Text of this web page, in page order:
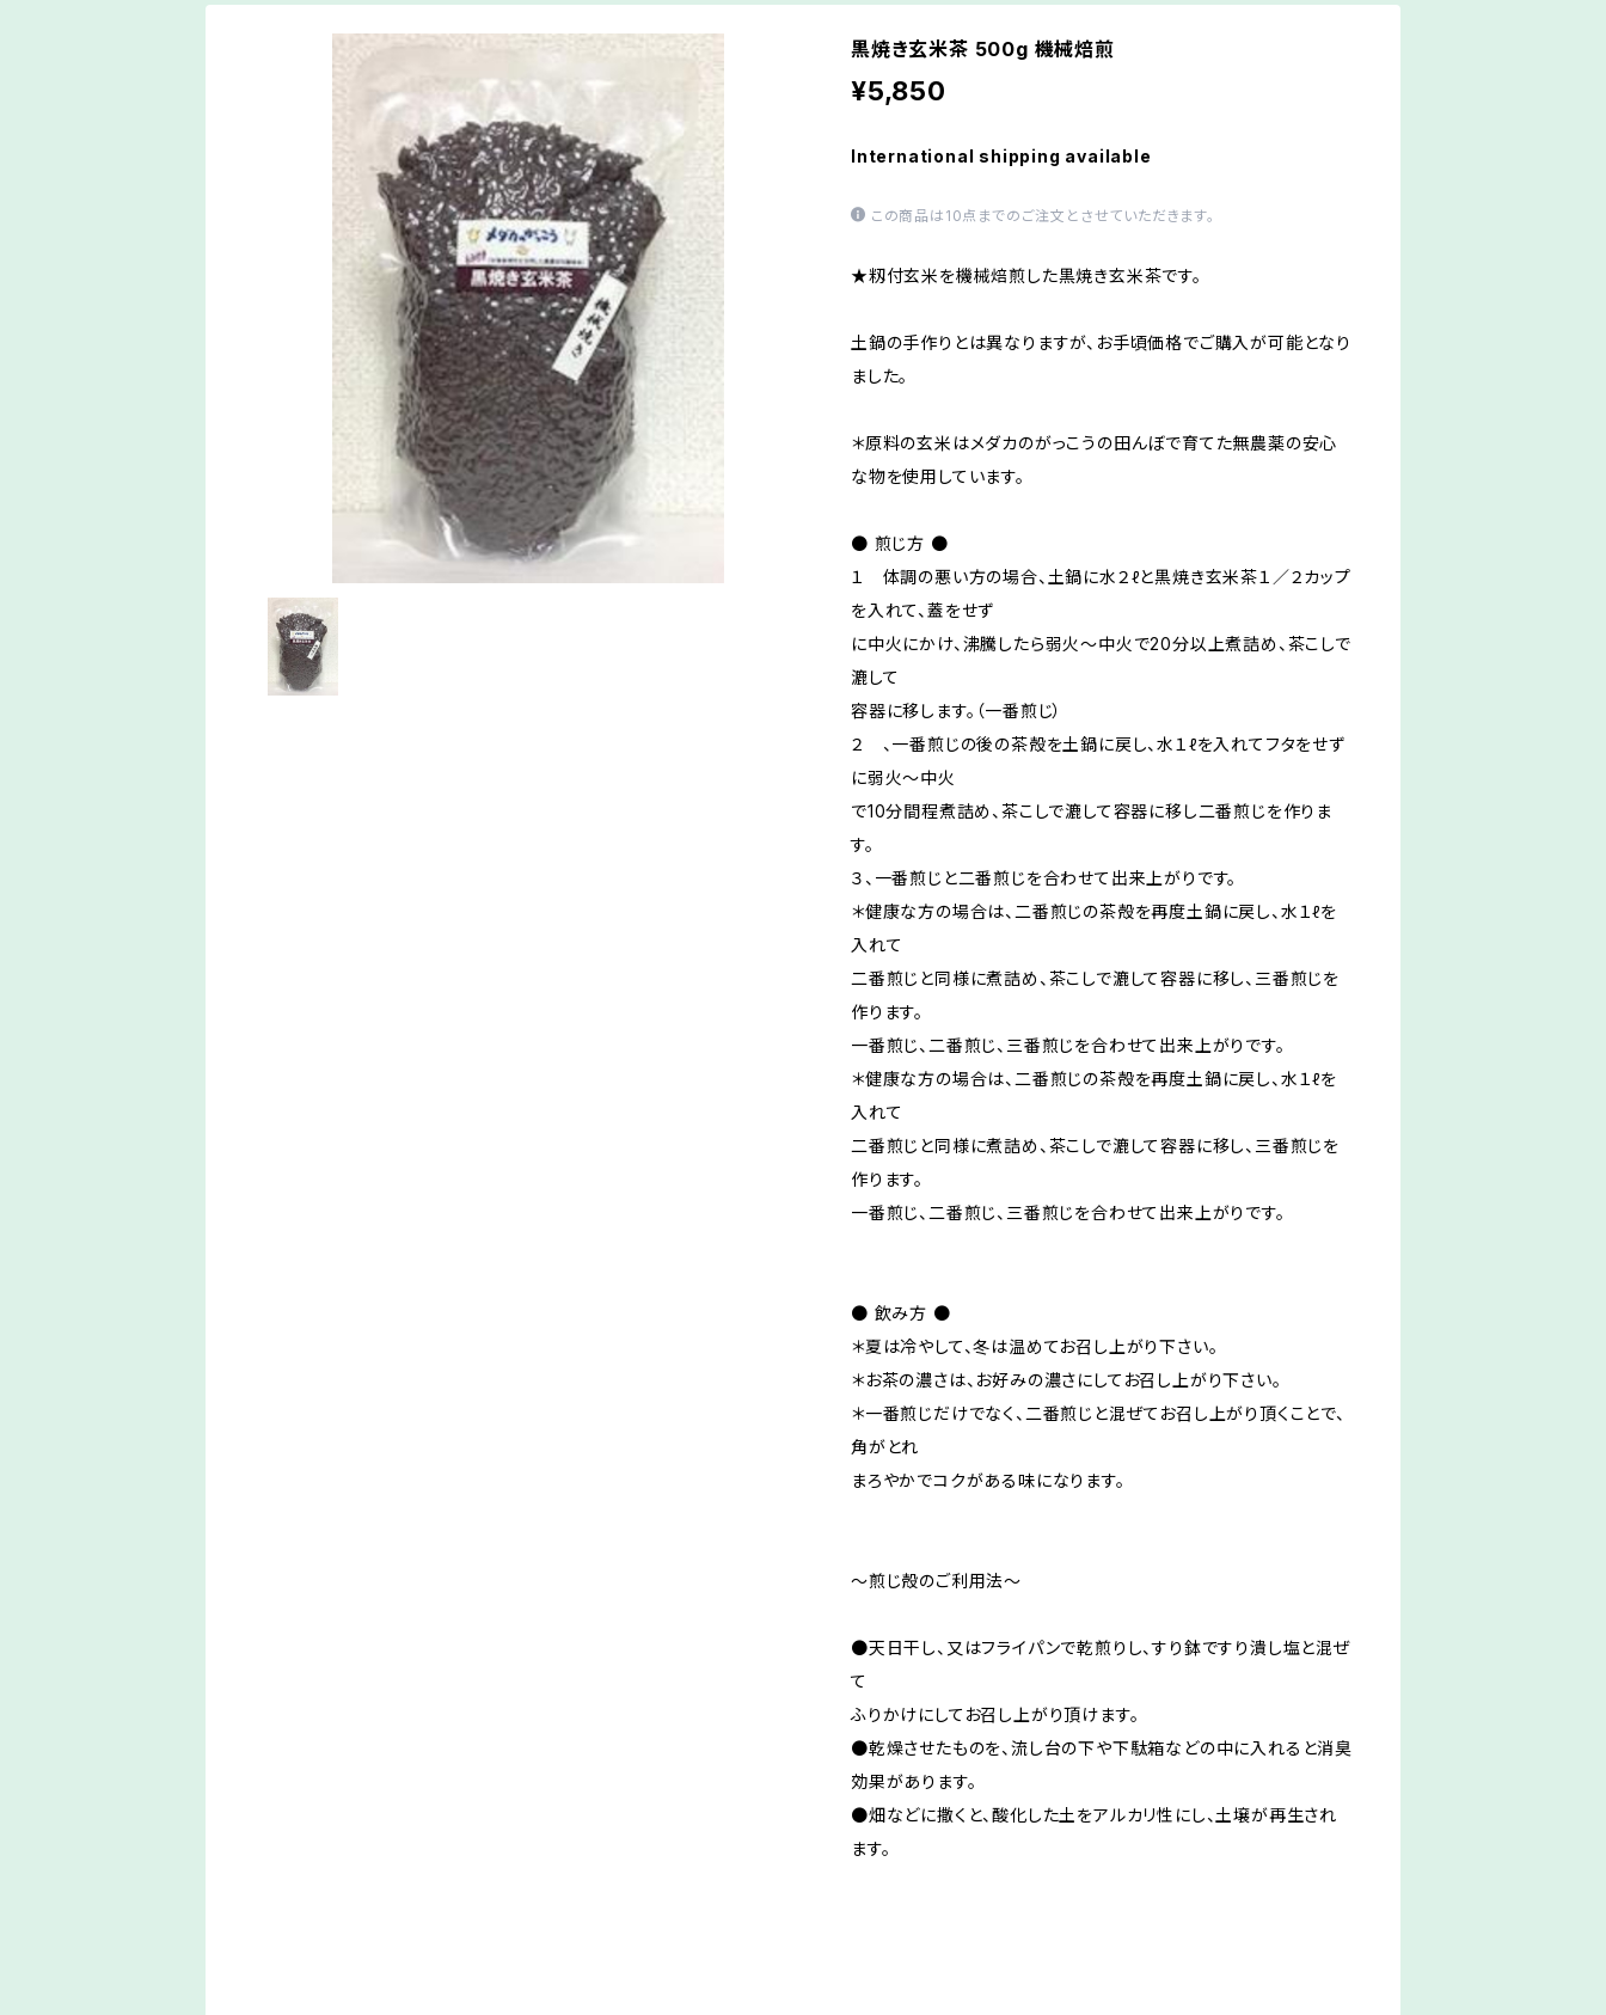
黒焼き玄米茶 500g 機械焙煎
¥5,850
International shipping available
この商品は10点までのご注文とさせていただきます。
★籾付玄米を機械焙煎した黒焼き玄米茶です。
土鍋の手作りとは異なりますが、お手頃価格でご購入が可能となり
ました。
＊原料の玄米はメダカのがっこうの田んぼで育てた無農薬の安心
な物を使用しています。
● 煎じ方 ●
１ 体調の悪い方の場合、土鍋に水２ℓと黒焼き玄米茶１／２カップ
を入れて、蓋をせず
に中火にかけ、沸騰したら弱火～中火で20分以上煮詰め、茶こしで
漉して
容器に移します。（一番煎じ）
２ 、一番煎じの後の茶殻を土鍋に戻し、水１ℓを入れてフタをせず
に弱火～中火
で10分間程煮詰め、茶こしで漉して容器に移し二番煎じを作りま
す。
３、一番煎じと二番煎じを合わせて出来上がりです。
＊健康な方の場合は、二番煎じの茶殻を再度土鍋に戻し、水１ℓを
入れて
二番煎じと同様に煮詰め、茶こしで漉して容器に移し、三番煎じを
作ります。
一番煎じ、二番煎じ、三番煎じを合わせて出来上がりです。
＊健康な方の場合は、二番煎じの茶殻を再度土鍋に戻し、水１ℓを
入れて
二番煎じと同様に煮詰め、茶こしで漉して容器に移し、三番煎じを
作ります。
一番煎じ、二番煎じ、三番煎じを合わせて出来上がりです。
● 飲み方 ●
＊夏は冷やして、冬は温めてお召し上がり下さい。
＊お茶の濃さは、お好みの濃さにしてお召し上がり下さい。
＊一番煎じだけでなく、二番煎じと混ぜてお召し上がり頂くことで、
角がとれ
まろやかでコクがある味になります。
～煎じ殻のご利用法～
●天日干し、又はフライパンで乾煎りし、すり鉢ですり潰し塩と混ぜ
て
ふりかけにしてお召し上がり頂けます。
●乾燥させたものを、流し台の下や下駄箱などの中に入れると消臭
効果があります。
●畑などに撒くと、酸化した土をアルカリ性にし、土壌が再生され
ます。